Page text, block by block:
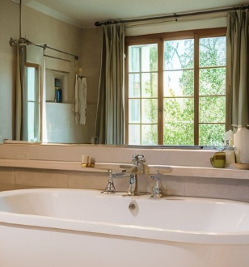
Безопасность данных в
системе умного дома